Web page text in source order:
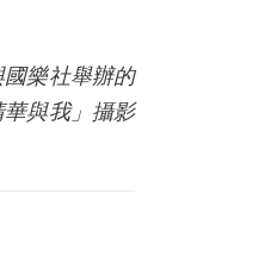
樂社舉辦的
與我」攝影